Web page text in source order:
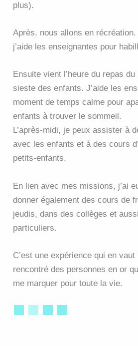
plus).
Après, nous allons en
j’aide les enseignantes pour
Ensuite vient l’heure du repas
sieste des enfants. J’aide les
moment de temps calme pour
enfants à trouver le sommeil.
L’après-midi, je peux assister à
avec les enfants et à des cours
petits-enfants.
En lien avec mes missions, j’ai
donner également des cours de
jeudis, dans des collèges et
particuliers.
C’est une expérience qui en vaut
rencontré des personnes en or
me marquer pour toute la vie.